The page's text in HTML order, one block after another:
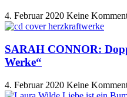
4. Februar 2020 Keine
SARAH CONNOR:
Werke“
4. Februar 2020 Keine